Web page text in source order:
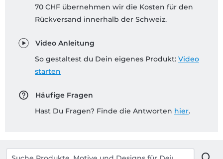
70 CHF übernehmen wir die Kosten für den
Rückversand innerhalb der Schweiz.
Video Anleitung
So gestaltest du Dein eigenes Produkt: Video
starten
Häufige Fragen
Hast Du Fragen? Finde die Antworten hier.